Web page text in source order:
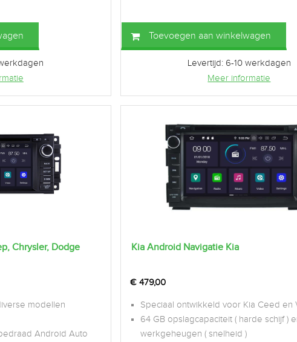
Toevoegen aan winkelwagen
Levertijd: 6-10 werkdagen
Meer informatie
Chrysler, Dodge
modellen
Android Auto
Kia Android Navigatie Kia
€ 479,00
Speciaal ontwikkeld voor Kia Ceed en
64 GB opslagcapaciteit ( harde schijf )
werkgeheugen ( snelheid )